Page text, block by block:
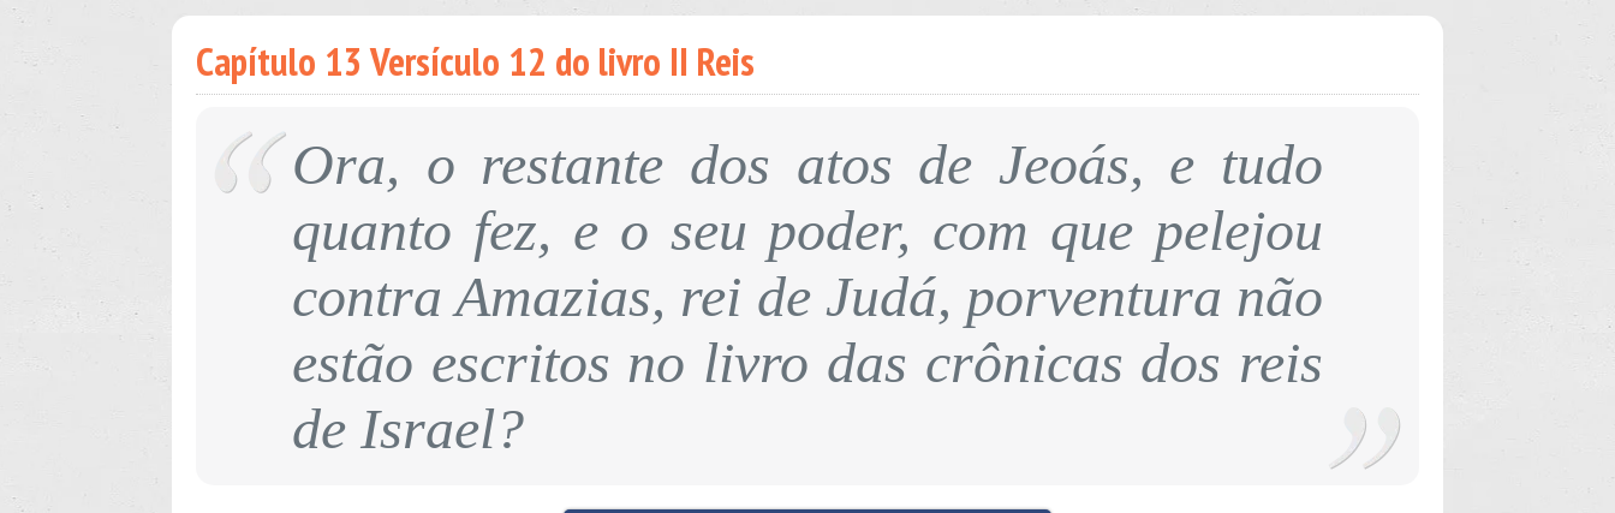
Capítulo 13 Versículo 12 do livro II Reis
Ora, o restante dos atos de Jeoás, e tudo
quanto fez, e o seu poder, com que pelejou
contra Amazias, rei de Judá, porventura não
estão escritos no livro das crônicas dos reis
de Israel?